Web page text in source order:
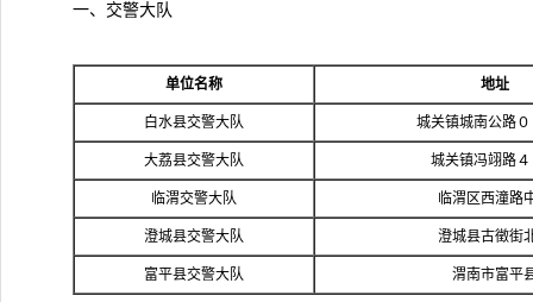
一、交警大队
单位名称 地址
白水县交警大队 城关镇城南公路
大荔县交警大队 城关镇冯翊路
临渭交警大队 临渭区西潼路
澄城县交警大队 澄城县古徵街
富平县交警大队 渭南市富平